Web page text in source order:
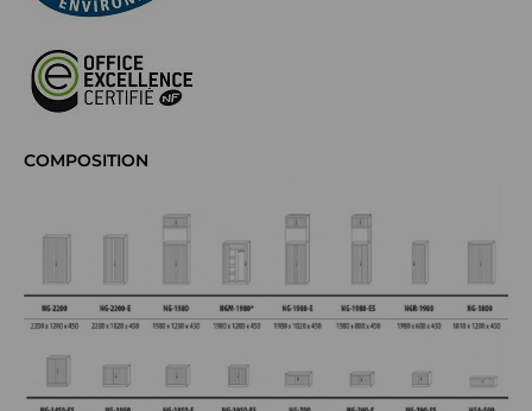
COMPOSITION